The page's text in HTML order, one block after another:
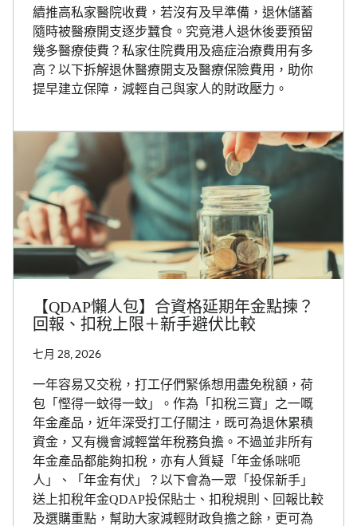
續推高私家醫院收費，若沒有及早準備，退休儲蓄
隨時被醫療開支逐步蠶食。究竟港人退休後要預留
幾多醫療使費？私家住院費用及癌症治療費用有多
高？以下拆解退休醫療開支及醫療保險費用，助你
提早建立保障，減輕自己與家人的財政壓力。
【QDAP懶人包】合資格延期年金點揀？
回報、扣稅上限＋新手避伏比較
七月 28, 2026
一年容易又交稅，打工仔們緊係想用盡免稅額，荷
包「慳得一蚊得一蚊」。作為「扣稅三寶」之一嘅
年金產品，近年深受打工仔關注，既可為退休累積
資金，又有機會減輕當年稅務負擔。不過並非所有
年金產品都能夠扣稅，亦有人質疑「年金係咪呃
人」、「年金有伏」？以下會為一眾「投保新手」
送上扣稅年金QDAP投保貼士、扣稅規則、回報比較
及選購重點，幫助大家減輕財政負擔之餘，更可為